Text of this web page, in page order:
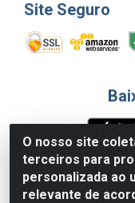
O nosso site
terceiros para
personalizada ao
relevante de
Site Seguro